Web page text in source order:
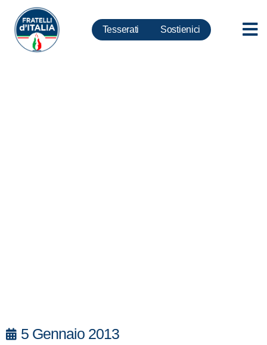
Tesserati Sostienici
5 Gennaio 2013